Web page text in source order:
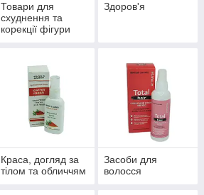
Товари для
схуднення та
корекції фігури
Здоров'я
Краса, догляд за
тілом та обличчям
Засоби для
волосся